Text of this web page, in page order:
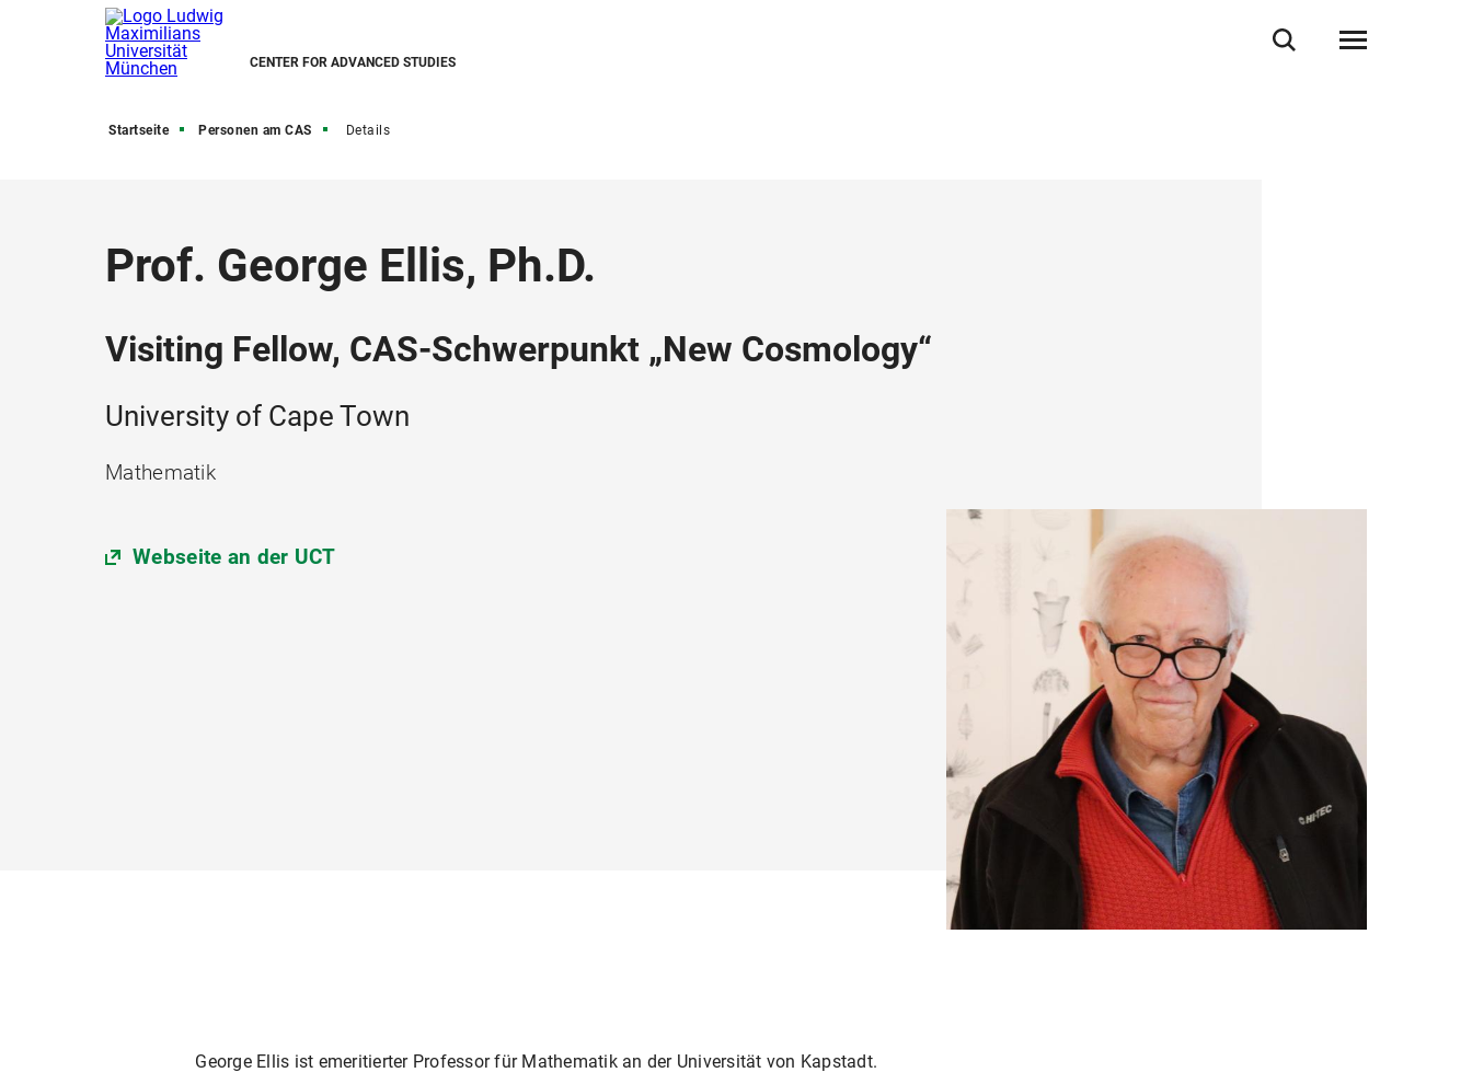
CENTER FOR ADVANCED STUDIES
Startseite Personen am CAS Details
Prof. George Ellis, Ph.D.
Visiting Fellow, CAS-Schwerpunkt „New Cosmology“
University of Cape Town
Mathematik
Webseite an der UCT
George Ellis ist emeritierter Professor für Mathematik an der Universität von Kapstadt.